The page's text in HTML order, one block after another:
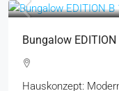
Bungalow EDITION
Hauskonzept: